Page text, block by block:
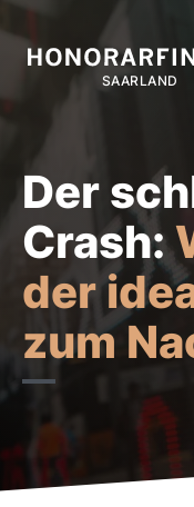
Der
Crash:
der
zum